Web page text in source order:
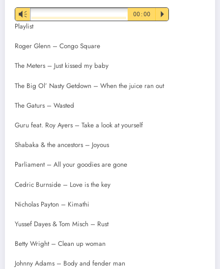
Vm 00:00 P
Playlist
Roger Glenn – Congo Square
The Meters – Just kissed my baby
The Big Ol’ Nasty Getdown – When the juice ran out
The Gaturs – Wasted
Guru feat. Roy Ayers – Take a look at yourself
Shabaka & the ancestors – Joyous
Parliament – All your goodies are gone
Cedric Burnside – Love is the key
Nicholas Payton – Kimathi
Yussef Dayes & Tom Misch – Rust
Betty Wright – Clean up woman
Johnny Adams – Body and fender man